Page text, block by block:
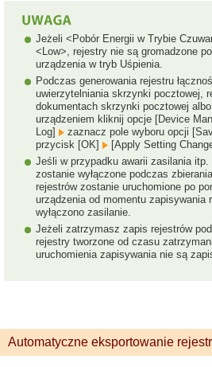
Jeżeli <Pobór Energii w Trybie
<Low>, rejestry nie są gromadzone
urządzenia w tryb Uśpienia.
Podczas generowania rejestru
uwierzytelniania skrzynki pocztowej,
dokumentach skrzynki pocztowej
urządzeniem kliknij opcje [Device
Log]
zaznacz pole wyboru opcji
przycisk [OK]
[Apply Setting
Jeśli w przypadku awarii zasilania
zostanie wyłączone podczas
rejestrów zostanie uruchomione po
urządzenia od momentu zapisywania
wyłączono zasilanie.
Jeżeli zatrzymasz zapis rejestrów
rejestry tworzone od czasu
uruchomienia zapisywania nie są
Automatyczne eksportowanie